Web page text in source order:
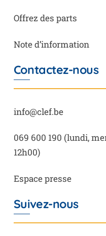
Offrez des parts
Note d’information
Contactez-nous
info@clef.be
069 600 190 (lundi,
12h00)
Espace presse
Suivez-nous